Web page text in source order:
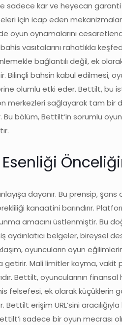
sadece kar ve heyecan
için icap eden
oyun oynamalarını
vasıtalarını rahatlıkla
bağlantılı değil, ek
bahsin kabul edilmesi,
olumlu etki eder. Bettilt, bu
merkezleri sağlayarak tam bir
bölüm, Bettilt’in sorumlu
dayanır. Bu prensip, şans
kanaatini barındırır.
amacını üstlenmiştir. Bu
aydınlatıcı belgeler, bireysel
oyuncuların oyun
Mali limitler koyma, vakit
Bettilt, oyuncularının finansal
felsefesi, ek olarak küçüklerin
erişim URL’sini
sadece bir oyun mecrası